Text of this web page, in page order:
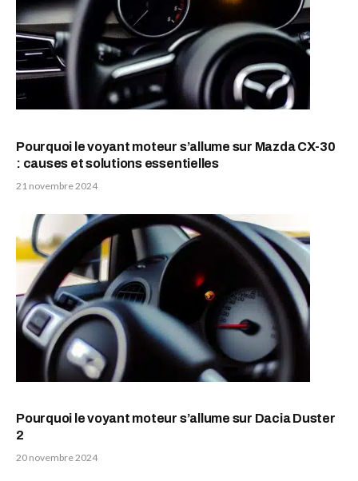
Pourquoi le voyant moteur s’allume sur Mazda CX-30
: causes et solutions essentielles
21 novembre 2024
Pourquoi le voyant moteur s’allume sur Dacia Duster
2
20 novembre 2024